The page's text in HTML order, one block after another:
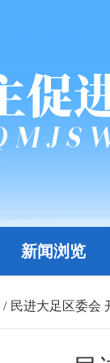
新闻浏览
/ 民进大足区委会